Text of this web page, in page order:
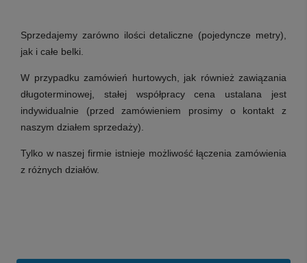
Sprzedajemy zarówno ilości detaliczne (pojedyncze metry),
jak i całe belki.
W przypadku zamówień hurtowych, jak również zawiązania
długoterminowej, stałej współpracy cena ustalana jest
indywidualnie (przed zamówieniem prosimy o kontakt z
naszym działem sprzedaży).
Tylko w naszej firmie istnieje możliwość łączenia zamówienia
z różnych działów.